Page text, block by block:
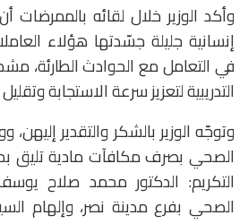
وأكد الوزير خلال لقائه بالممرضات
إنسانية جليلة جسّدتها هؤلاء
في التعامل مع الحوادث الطارئة،
التدريبية لتعزيز سرعة الاستجابة
وتوجّه الوزير بالشكر والتقدير
الصحي بصرف مكافآت مادية تليق
التكريم: الدكتور محمد صلاح
الصحي بفرع مدينة نصر، وإلهام